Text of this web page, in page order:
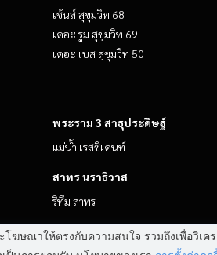
เซ้นส์ สุขุมวิท 68
เดอะ รูม สุขุมวิท 69
เดอะ เบส สุขุมวิท 50
พระราม 3 สาธุประดิษฐ์
แม่น้ำ เรสซิเดนท์
สาทร นราธิวาส
ริทึ่ม สาทร
ฆษณาให้ตรงกับความสนใจ รวมถึงเพื่อวิเค